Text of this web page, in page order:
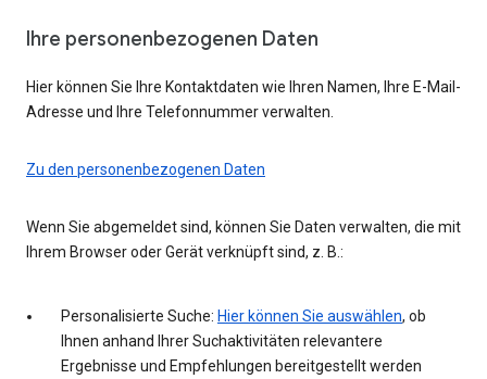
Ihre personenbezogenen Daten
Hier können Sie Ihre Kontaktdaten wie Ihren Namen, Ihre E-Mail-
Adresse und Ihre Telefonnummer verwalten.
Zu den personenbezogenen Daten
Wenn Sie abgemeldet sind, können Sie Daten verwalten, die mit
Ihrem Browser oder Gerät verknüpft sind, z. B.:
Personalisierte Suche: Hier können Sie auswählen, ob
Ihnen anhand Ihrer Suchaktivitäten relevantere
Ergebnisse und Empfehlungen bereitgestellt werden